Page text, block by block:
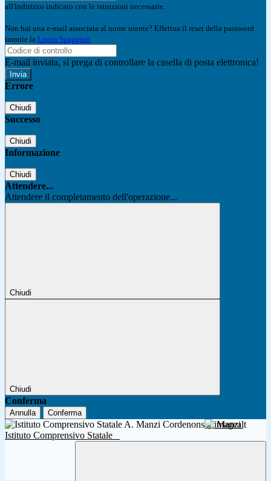
all'indirizzo indicato con le istruzioni necessarie.
Non hai una e-mail associata al nome utente? Effettua il reset della password
tramite la Login Spaggiari
E-mail inviata, si prega di controllare la casella di posta elettronica!
Errore
Chiudi
Successo
Chiudi
Informazione
Chiudi
Attendere...
Attendere il completamento dell'operazione...
Chiudi
Chiudi
Conferma
Annulla Conferma
A. Manzi
Istituto Comprensivo Statale